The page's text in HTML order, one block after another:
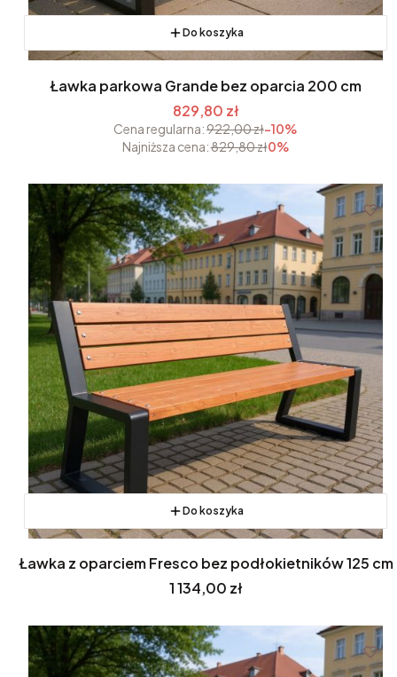
Do koszyka
Ławka parkowa Grande bez oparcia 200 cm
829,80 zł
Cena regularna:922,00 zł-10%
Najniższa cena:829,80 zł0%
Do koszyka
Ławka z oparciem Fresco bez podłokietników 125 cm
Cena
1 134,00 zł